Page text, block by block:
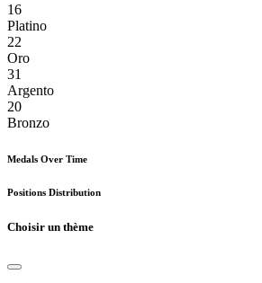
16
Platino
22
Oro
31
Argento
20
Bronzo
Medals Over Time
Positions Distribution
Choisir un thème